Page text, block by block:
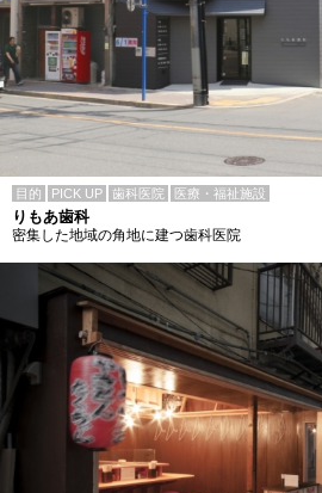
目的 PICK UP 歯科医院 医療・福祉施設
りもあ歯科
密集した地域の角地に建つ歯科医院